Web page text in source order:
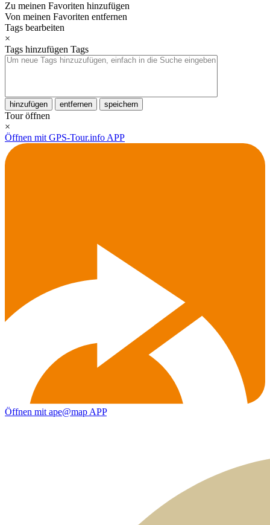
Zu meinen Favoriten hinzufügen
Von meinen Favoriten entfernen
Tags bearbeiten
×
Tags hinzufügen Tags
hinzufügen entfernen speichern
Tour öffnen
×
Öffnen mit GPS-Tour.info APP
Öffnen mit ape@map APP